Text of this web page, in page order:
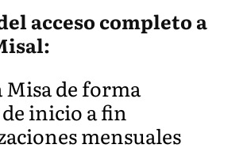
acceso completo a
Misa de forma
inicio a fin
mensuales